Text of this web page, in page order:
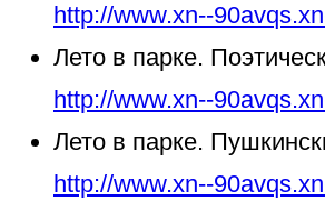
http://www.xn--
Лето в парке.
http://www.xn--
Лето в парке.
http://www.xn--